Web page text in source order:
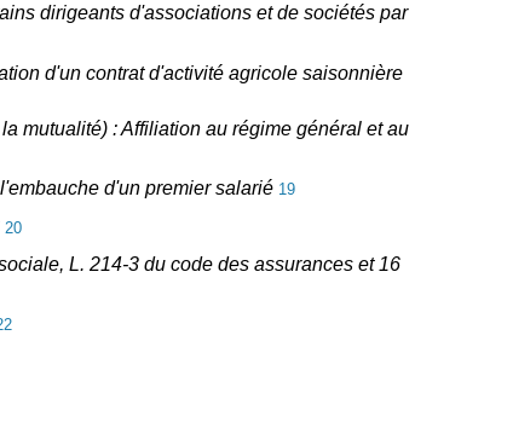
dirigeants d'associations et de sociétés par
d'un contrat d'activité agricole saisonnière
mutualité) : Affiliation au régime général et au
d'un premier salarié 19
20
L. 214-3 du code des assurances et 16